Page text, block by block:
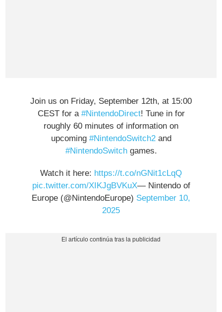
Join us on Friday, September 12th, at 15:00
CEST for a #NintendoDirect! Tune in for
roughly 60 minutes of information on
upcoming #NintendoSwitch2and
#NintendoSwitchgames.
Watch it here: https://t.co/nGNit1cLqQ
pic.twitter.com/XIKJgBVKuX— Nintendo of
Europe (@NintendoEurope) September 10,
2025